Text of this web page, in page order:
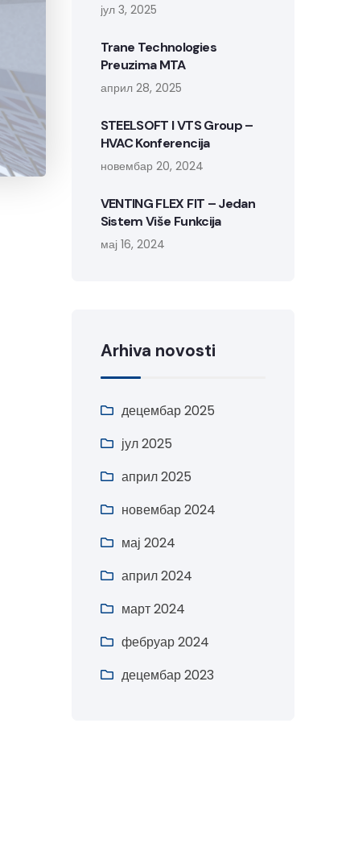
јул 3, 2025
Trane Technologies
Preuzima MTA
април 28, 2025
STEELSOFT I VTS Group –
HVAC Konferencija
новембар 20, 2024
VENTING FLEX FIT – Jedan
Sistem Više Funkcija
мај 16, 2024
Arhiva novosti
децембар 2025
јул 2025
април 2025
новембар 2024
мај 2024
април 2024
март 2024
фебруар 2024
децембар 2023